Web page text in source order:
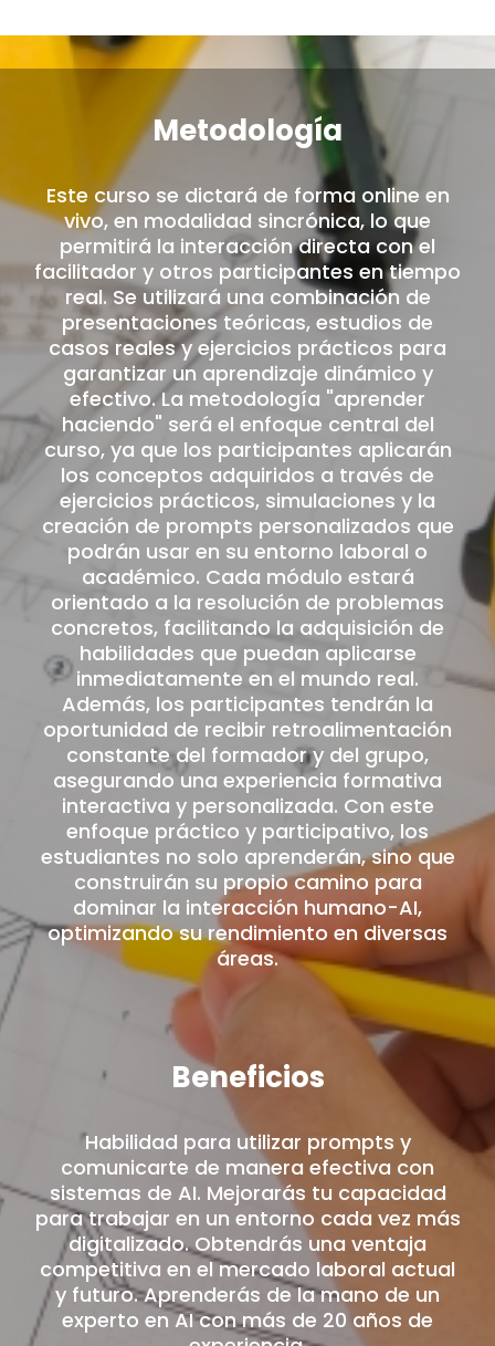
Metodología
Este curso se dictará de forma online en
vivo, en modalidad sincrónica, lo que
permitirá la interacción directa con el
facilitador y otros participantes en tiempo
real. Se utilizará una combinación de
presentaciones teóricas, estudios de
casos reales y ejercicios prácticos para
garantizar un aprendizaje dinámico y
efectivo. La metodología "aprender
haciendo" será el enfoque central del
curso, ya que los participantes aplicarán
los conceptos adquiridos a través de
ejercicios prácticos, simulaciones y la
creación de prompts personalizados que
podrán usar en su entorno laboral o
académico. Cada módulo estará
orientado a la resolución de problemas
concretos, facilitando la adquisición de
habilidades que puedan aplicarse
inmediatamente en el mundo real.
Además, los participantes tendrán la
oportunidad de recibir retroalimentación
constante del formador y del grupo,
asegurando una experiencia formativa
interactiva y personalizada. Con este
enfoque práctico y participativo, los
estudiantes no solo aprenderán, sino que
construirán su propio camino para
dominar la interacción humano-AI,
optimizando su rendimiento en diversas
áreas.
Beneficios
Habilidad para utilizar prompts y
comunicarte de manera efectiva con
sistemas de AI. Mejorarás tu capacidad
para trabajar en un entorno cada vez más
digitalizado. Obtendrás una ventaja
competitiva en el mercado laboral actual
y futuro. Aprenderás de la mano de un
experto en AI con más de 20 años de